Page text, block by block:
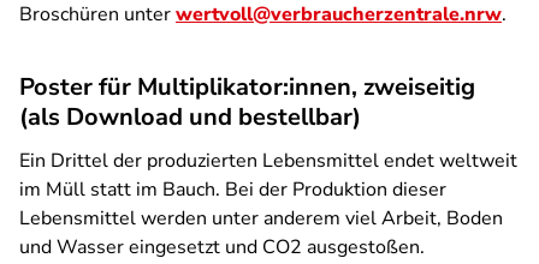
Broschüren unterwertvoll@verbraucherzentrale.nrw.
Poster für Multiplikator:innen, zweiseitig
(als Download und bestellbar)
Ein Drittel der produzierten Lebensmittel endet weltweit
im Müll statt im Bauch. Bei der Produktion dieser
Lebensmittel werden unter anderem viel Arbeit, Boden
und Wasser eingesetzt und CO2 ausgestoßen.